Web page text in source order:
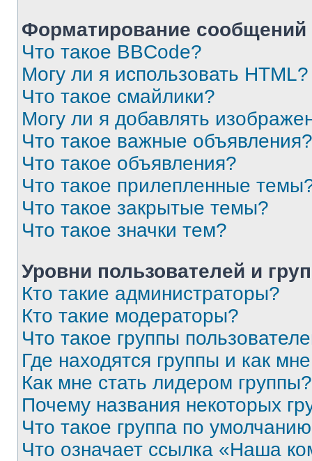
Форматирование
Что такое BBCode?
Могу ли я использовать HTML?
Что такое смайлики?
Могу ли я добавлять
Что такое важные объявления?
Что такое объявления?
Что такое прилепленные
Что такое закрытые темы?
Что такое значки тем?
Уровни пользователей и
Кто такие администраторы?
Кто такие модераторы?
Что такое группы
Где находятся группы и как
Как мне стать лидером группы?
Почему названия некоторых
Что такое группа по
Что означает ссылка «Наша